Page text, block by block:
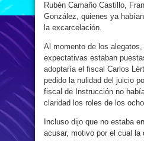
Rubén Camaño Castillo,
González, quienes ya
la excarcelación.
Al momento de los
expectativas estaban
adoptaría el fiscal Carlos
pedido la nulidad del juicio
fiscal de Instrucción no
claridad los roles de los
Incluso dijo que no estaba
acusar, motivo por el cual la